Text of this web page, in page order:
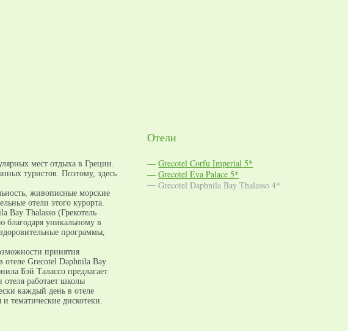
мест отдыха в Греции.
туристов. Поэтому, здесь
живописные морские
отели этого курорта.
Bay Thalasso (Грекотель
благодаря уникальному в
программы,
принятия
отеле Grecotel Daphnila Bay
Бэй Талассо предлагает
работает школы
каждый день в отеле
тематические дискотеки.
Отели
Grecotel Corfu Imperial 5*
Grecotel Eva Palace 5*
Grecotel Daphnila Bay Thalasso 4*